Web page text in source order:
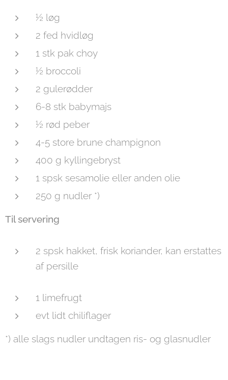
½ løg
2 fed hvidløg
1 stk pak choy
½ broccoli
2 gulerødder
6-8 stk babymajs
½ rød peber
4-5 store brune champignon
400 g kyllingebryst
1 spsk sesamolie eller anden olie
250 g nudler *)
Til servering
2 spsk hakket, frisk koriander, kan erstattes
af persille
1 limefrugt
evt lidt chiliflager
*) alle slags nudler undtagen ris- og glasnudler